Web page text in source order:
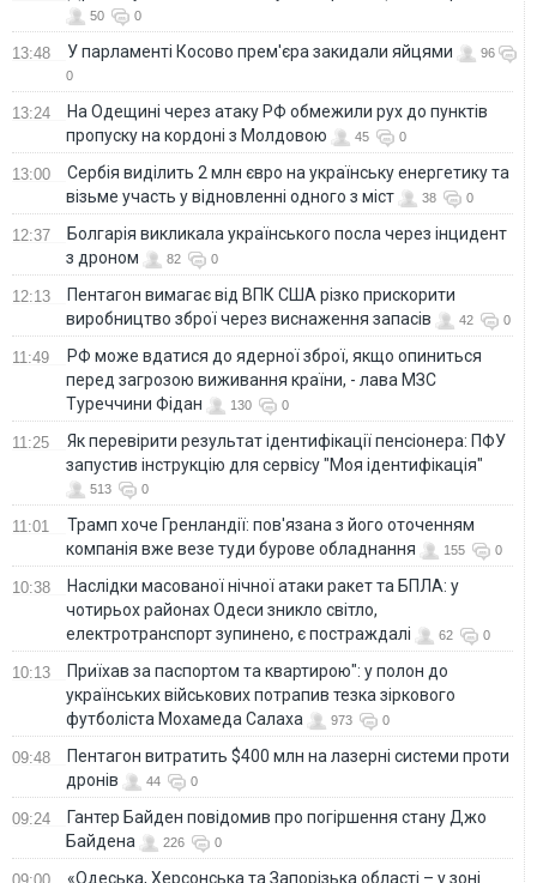
50 0
13:48 У парламенті Косово прем'єра закидали яйцями
96
0
13:24
На Одещині через атаку РФ обмежили рух до пунктів
пропуску на кордоні з Молдовою
45 0
13:00
Сербія виділить 2 млн євро на українську енергетику та
візьме участь у відновленні одного з міст
38 0
12:37
Болгарія викликала українського посла через інцидент
з дроном
82 0
12:13
Пентагон вимагає від ВПК США різко прискорити
виробництво зброї через виснаження запасів
42 0
11:49
РФ може вдатися до ядерної зброї, якщо опиниться
перед загрозою виживання країни, - лава МЗС
Туреччини Фідан
130 0
11:25
Як перевірити результат ідентифікації пенсіонера: ПФУ
запустив інструкцію для сервісу "Моя ідентифікація"
513 0
11:01
Трамп хоче Гренландії: пов'язана з його оточенням
компанія вже везе туди бурове обладнання
155 0
10:38
Наслідки масованої нічної атаки ракет та БПЛА: у
чотирьох районах Одеси зникло світло,
електротранспорт зупинено, є постраждалі
62 0
10:13
Приїхав за паспортом та квартирою": у полон до
українських військових потрапив тезка зіркового
футболіста Мохамеда Салаха
973 0
09:48
Пентагон витратить $400 млн на лазерні системи проти
дронів
44 0
09:24
Гантер Байден повідомив про погіршення стану Джо
Байдена
226 0
«Одеська, Херсонська та Запорізька області – у зоні